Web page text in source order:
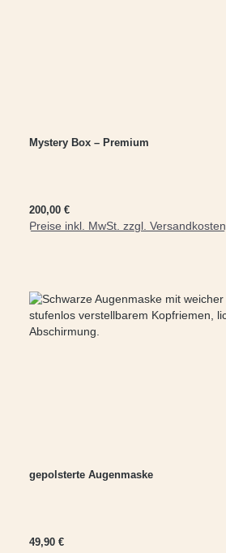
Mystery Box – Premium
Regulärer Preis:
200,00 €
Preise inkl. MwSt. zzgl. Versandkosten
In den Warenkorb
gepolsterte Augenmaske
Regulärer Preis:
49,90 €